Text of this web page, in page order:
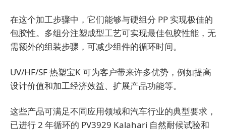
在这个加工步骤中，它们能够与硬组分 PP 实现极佳的
包胶性。多组分注塑成型工艺可实现最佳包胶性能，无
需额外的组装步骤，可减少组件的循环时间。
UV/HF/SF 热塑宝K 可为客户带来许多优势，例如提高
设计价值和加工经济效益、扩展产品功能等。
这些产品可满足不同应用领域和汽车行业的典型要求，
已进行 2 年循环的 PV3929 Kalahari 自然耐候试验和